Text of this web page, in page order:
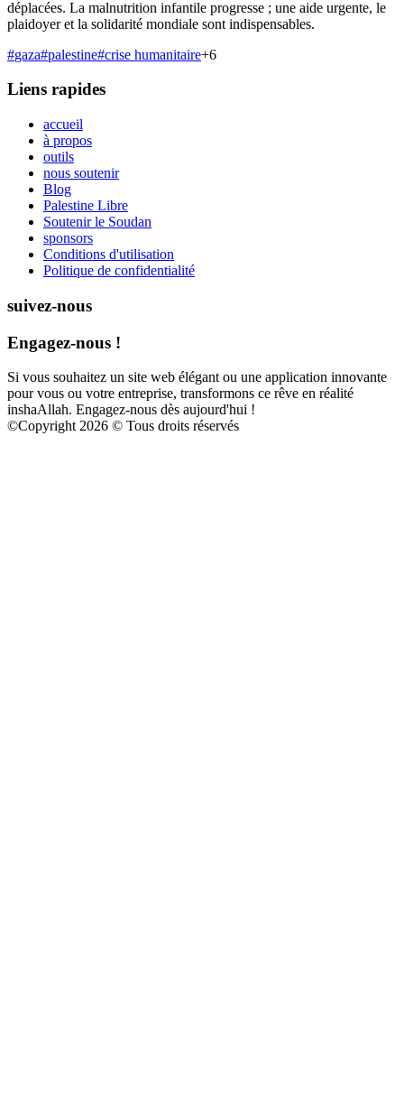
déplacées. La malnutrition infantile progresse ; une aide urgente, le
plaidoyer et la solidarité mondiale sont indispensables.
#gaza#palestine#crise humanitaire+6
Liens rapides
accueil
à propos
outils
nous soutenir
Blog
Palestine Libre
Soutenir le Soudan
sponsors
Conditions d'utilisation
Politique de confidentialité
suivez-nous
Engagez-nous !
Si vous souhaitez un site web élégant ou une application innovante
pour vous ou votre entreprise, transformons ce rêve en réalité
inshaAllah. Engagez-nous dès aujourd'hui !
©Copyright 2026 © Tous droits réservés